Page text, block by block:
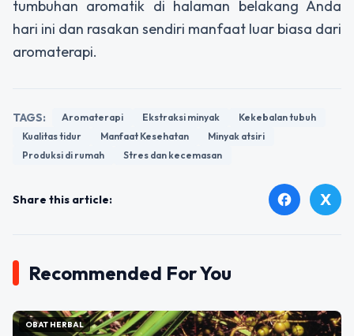
tumbuhan aromatik di halaman belakang Anda
hari ini dan rasakan sendiri manfaat luar biasa dari
aromaterapi.
TAGS: Aromaterapi Ekstraksi minyak
Kekebalan tubuh
Kualitas tidur
Manfaat Kesehatan
Minyak atsiri
Produksi di rumah
Stres dan kecemasan
Share this article: facebook X
Recommended For You
OBAT HERBAL